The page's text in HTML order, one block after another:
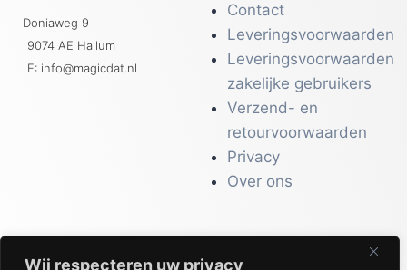
Wij respecteren uw privacy
Doniaweg 9
9074 AE Hallum
E: info@magicdat.nl
Contact
Leveringsvoorwaarden
Leveringsvoorwaarden
zakelijke gebruikers
Verzend- en
retourvoorwaarden
Privacy
Over ons